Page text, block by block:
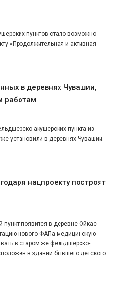
пунктов стало возможно
«Продолжительная и активная
в деревнях Чувашии,
работам
акушерских пункта из
установили в деревнях Чувашии.
нацпроекту построят
появится в деревне Ойкас-
нового ФАПа медицинскую
в старом же фельдшерско-
в здании бывшего детского